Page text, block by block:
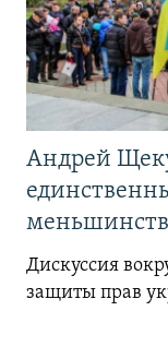
Андрей
Дискуссия
защиты прав